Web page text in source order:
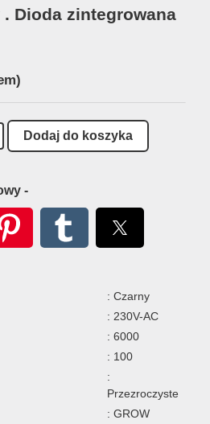
Dioda zintegrowana
-
: Czarny
: 230V-AC
: 6000
: 100
:
Przezroczyste
: GROW